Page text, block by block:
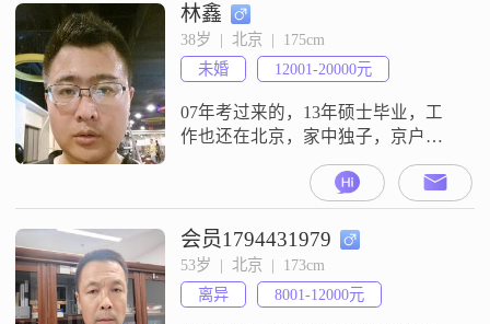
林鑫
38岁  |  北京  |  175cm
未婚
12001-20000元
07年考过来的，13年硕士毕业，工
作也还在北京，家中独子，京户。
希望能遇到有眼缘的你！不吃火锅
会员1794431979
53岁  |  北京  |  173cm
离异
8001-12000元